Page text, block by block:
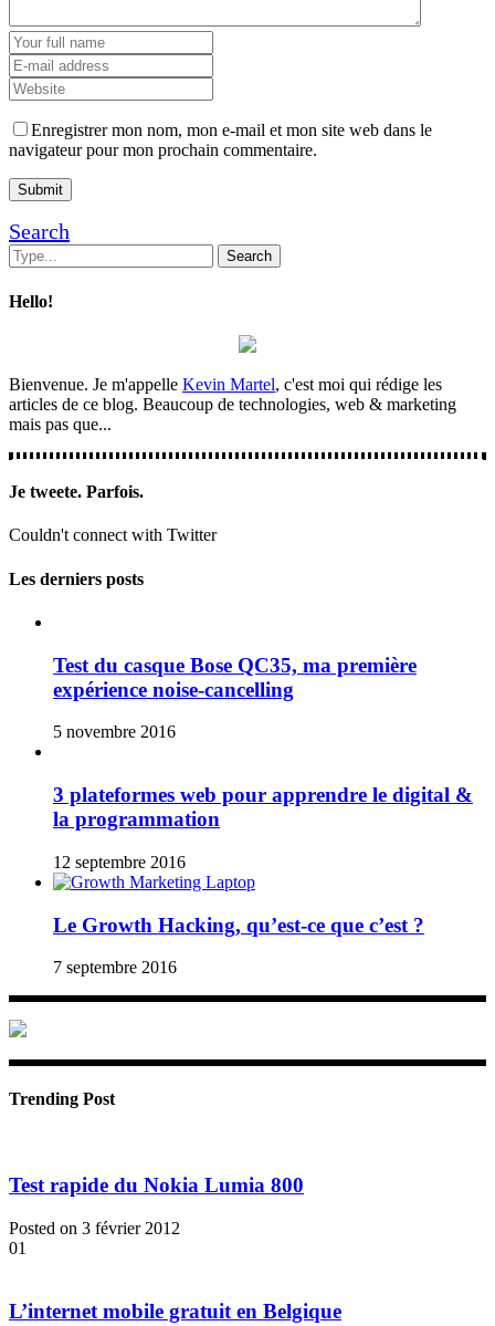
Enregistrer mon nom, mon e-mail et mon site web dans le
navigateur pour mon prochain commentaire.
Search
Hello!
Bienvenue. Je m'appelle Kevin Martel, c'est moi qui rédige les
articles de ce blog. Beaucoup de technologies, web & marketing
mais pas que...
Je tweete. Parfois.
Couldn't connect with Twitter
Les derniers posts
Test du casque Bose QC35, ma première
expérience noise-cancelling
5 novembre 2016
3 plateformes web pour apprendre le digital &
la programmation
12 septembre 2016
Le Growth Hacking, qu’est-ce que c’est ?
7 septembre 2016
Trending Post
Test rapide du Nokia Lumia 800
Posted on 3 février 2012
01
L’internet mobile gratuit en Belgique